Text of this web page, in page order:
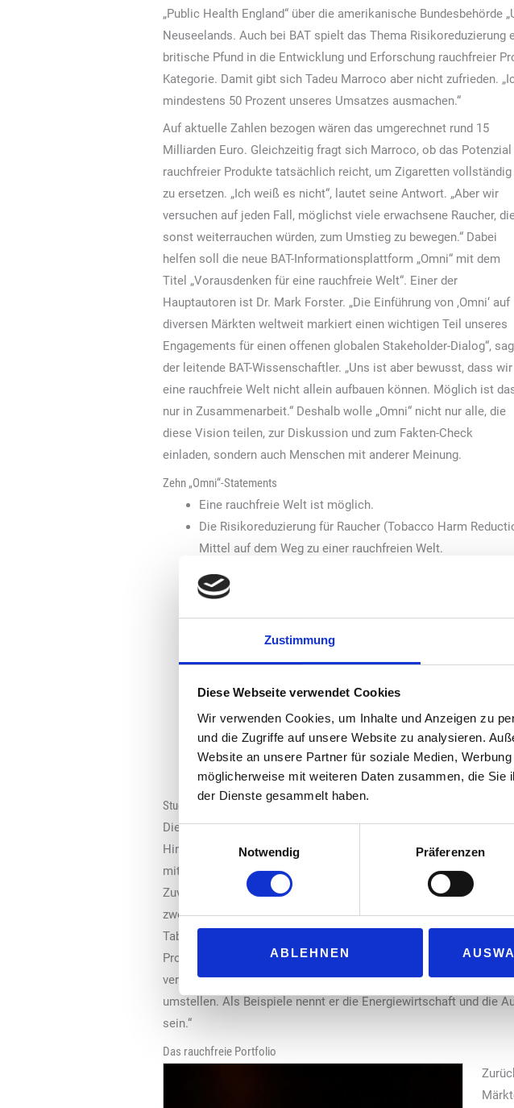
Zustimmung
Diese Webseite verwendet Cookies
Wir verwenden Cookies, um Inhalte und Anzeigen zu
und die Zugriffe auf unsere Website zu analysieren.
Website an unsere Partner für soziale Medien,
möglicherweise mit weiteren Daten zusammen, die
der Dienste gesammelt haben.
Einwilligungsauswahl
Notwendig
Präferenzen
ABLEHNEN
„Public Health England“ über die amerikanische
Neuseelands. Auch bei BAT spielt das Thema
britische Pfund in die Entwicklung und Erforschung rauchfreier
Kategorie. Damit gibt sich Tadeu Marroco aber nicht zufrieden.
mindestens 50 Prozent unseres Umsatzes ausmachen.“
Auf aktuelle Zahlen bezogen wären das umgerechnet rund 15
Milliarden Euro. Gleichzeitig fragt sich Marroco, ob das Potenzial
rauchfreier Produkte tatsächlich reicht, um Zigaretten vollständig
zu ersetzen. „Ich weiß es nicht“, lautet seine Antwort. „Aber wir
versuchen auf jeden Fall, möglichst viele erwachsene Raucher,
sonst weiterrauchen würden, zum Umstieg zu bewegen.“ Dabei
helfen soll die neue BAT-Informationsplattform „Omni“ mit dem
Titel „Vorausdenken für eine rauchfreie Welt“. Einer der
Hauptautoren ist Dr. Mark Forster. „Die Einführung von ,Omni‘ auf
diversen Märkten weltweit markiert einen wichtigen Teil unseres
Engagements für einen offenen globalen Stakeholder-Dialog“,
der leitende BAT-Wissenschaftler. „Uns ist aber bewusst, dass wir
eine rauchfreie Welt nicht allein aufbauen können. Möglich ist
nur in Zusammenarbeit.“ Deshalb wolle „Omni“ nicht nur alle, die
diese Vision teilen, zur Diskussion und zum Fakten-Check
einladen, sondern auch Menschen mit anderer Meinung.
Zehn „Omni“-Statements
Eine rauchfreie Welt ist möglich.
Die Risikoreduzierung für Raucher (Tobacco Harm
Mittel auf dem Weg zu einer rauchfreien Welt.
Akteure im Bereich sollten rauchfreie Alternativen nicht
Erwachsene Konsumenten sollten Zugang zu
Produkte umsteigen.
Innovative Produkte und ein gut regulierter,
Niemand kann eine rauchfreie Welt allein verwirklichen.
„A Better Tomorrow“ ist eine rauchfreie Welt.
Studien und praktische Beispiele
Die Plattform ist eine Zusammenfassung zahlreicher
Hinzu kommen praktische Beispiele, die Rauchern zeigen, wie
mit dem Schlagwort „A Better Tomorrow“ meint, wie sich das
Zuvor blickt James Murphy, Vorstand Research & Science, auf
zwei Jahrzehnten, war BAT noch ein ganz anderes
Tabakwaren verdiente. Das habe sich grundlegend geändert, seit
Produkte auf den Markt gebracht habe. „Wenn ich BAT heute
verwenden“, sagt Murphy. Dieser Prozess verlaufe parallel zu
umstellen. Als Beispiele nennt er die Energiewirtschaft und die
sein.“
Das rauchfreie Portfolio